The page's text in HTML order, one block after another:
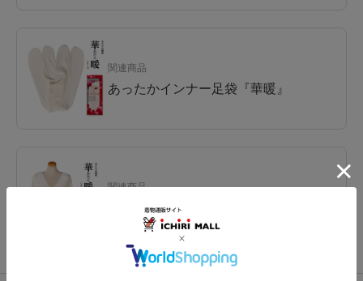
関連商品
あったかインナー足袋『華暖』
関連商品
あったか肌着『華暖』